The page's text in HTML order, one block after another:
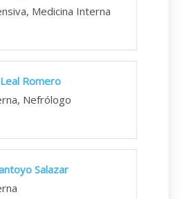
Medicina Interna
Romero
Nefrólogo
Salazar